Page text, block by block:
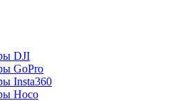
DJI
GoPro
Insta360
Hoco